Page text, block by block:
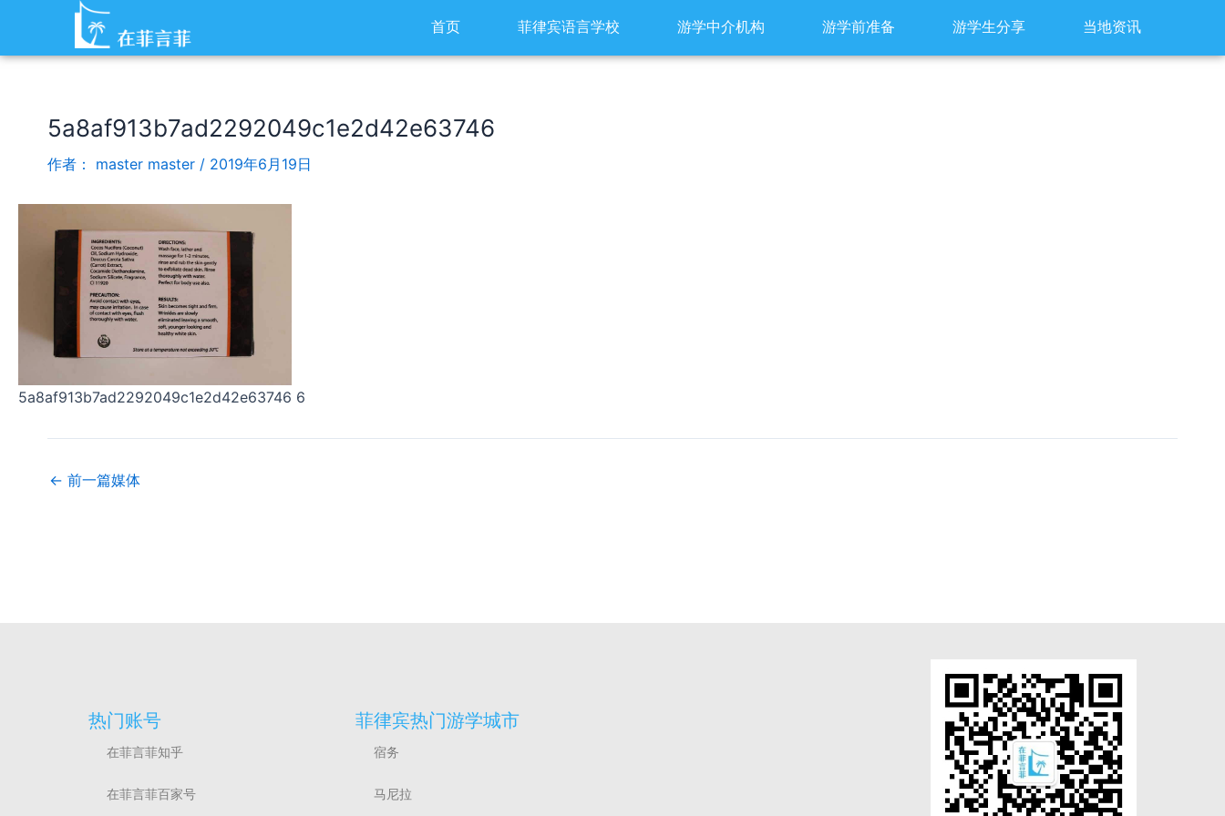
内
首页 菲律宾语言学校 游学中介机构 游学前准备 游学生分享 当地资讯
5a8af913b7ad2292049c1e2d42e63746
作者： master master / 2019年6月19日
5a8af913b7ad2292049c1e2d42e63746 6
Post
navigation
← 前一篇媒体
热门账号
在菲言菲知乎
在菲言菲百家号
菲律宾热门游学城市
宿务
马尼拉